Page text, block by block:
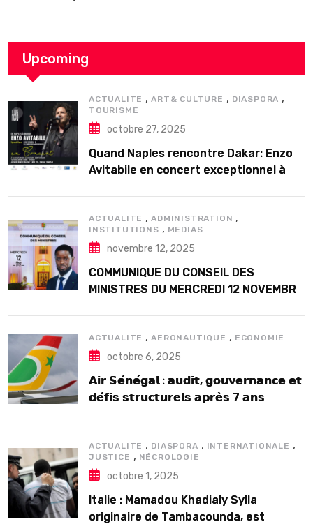
Upcoming
ACTUALITE ,ART& CULTURE , DIASPORA ,
TOURISME
octobre 27, 2025
Quand Naples rencontre Dakar: Enzo
Avitabile en concert exceptionnel à
ACTUALITE ,ADMINISTRATION ,
INSTITUTIONS , MEDIAS
novembre 12, 2025
COMMUNIQUE DU CONSEIL DES
MINISTRES DU MERCREDI 12 NOVEMBRE
ACTUALITE ,AERONAUTIQUE , ECONOMIE
octobre 6, 2025
𝗔𝗶𝗿 𝗦𝗲́𝗻𝗲́𝗴𝗮𝗹 : 𝗮𝘂𝗱𝗶𝘁, 𝗴𝗼𝘂𝘃𝗲𝗿𝗻𝗮𝗻𝗰𝗲 𝗲𝘁
𝗱𝗲́𝗳𝗶𝘀 𝘀𝘁𝗿𝘂𝗰𝘁𝘂𝗿𝗲𝗹𝘀 𝗮𝗽𝗿𝗲̀𝘀 7 𝗮𝗻𝘀
ACTUALITE , DIASPORA , INTERNATIONALE ,
JUSTICE , NÉCROLOGIE
octobre 1, 2025
Italie : Mamadou Khadialy Sylla
originaire de Tambacounda, est